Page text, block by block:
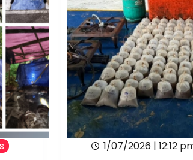
1/07/2026 | 12:12